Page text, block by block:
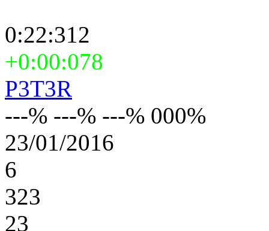
0:22:312
+0:00:078
P3T3R
---% ---% ---% 000%
23/01/2016
6
323
23